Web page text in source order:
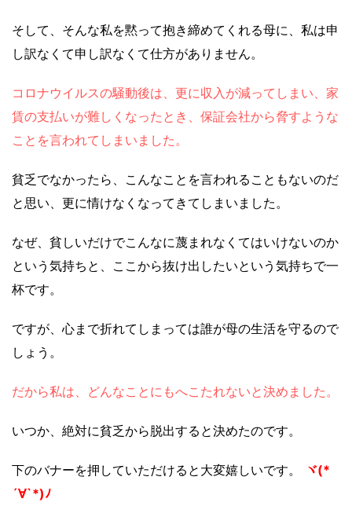
そして、そんな私を黙って抱き締めてくれる母に、私は申
し訳なくて申し訳なくて仕方がありません。
コロナウイルスの騒動後は、更に収入が減ってしまい、家
賃の支払いが難しくなったとき、保証会社から脅すような
ことを言われてしまいました。
貧乏でなかったら、こんなことを言われることもないのだ
と思い、更に情けなくなってきてしまいました。
なぜ、貧しいだけでこんなに蔑まれなくてはいけないのか
という気持ちと、ここから抜け出したいという気持ちで一
杯です。
ですが、心まで折れてしまっては誰が母の生活を守るので
しょう。
だから私は、どんなことにもへこたれないと決めました。
いつか、絶対に貧乏から脱出すると決めたのです。
下のバナーを押していただけると大変嬉しいです。
ヾ(*
´∀`*)ﾉ